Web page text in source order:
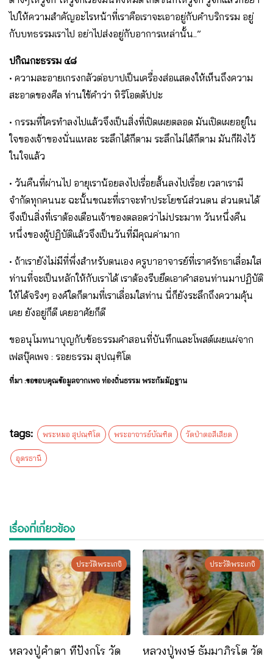
ไปให้ความสำคัญอะไรหน้าที่เราคือเราจะเอาอยู่กับคำบริกรรม อยู่
กับบทธรรมเราไป อย่าไปส่งอยู่กับอาการเหล่านั้น..”
ปกิณกะธรรม ๔๘
• ความละอายเกรงกลัวต่อบาปเป็นเครื่องส่อแสดงให้เห็นถึงความ
สะอาดของศีล ท่านใช้คำว่า หิริโอตตัปปะ
• กรรมที่ใครทำลงไปแล้วจึงเป็นสิ่งที่เปิดเผยตลอด มันเปิดเผยอยู่ใน
ใจของเจ้าของนั่นแหละ ระลึกได้ก็ตาม ระลึกไม่ได้ก็ตาม มันก็ฝังไว้
ในใจแล้ว
• วันคืนที่ผ่านไป อายุเราน้อยลงไปเรื่อยสั้นลงไปเรื่อย เวลาเรามี
จำกัดทุกคนนะ ฉะนั้นขณะที่เราจะทำประโยชน์ส่วนตน ส่วนตนได้
จึงเป็นสิ่งที่เราต้องเตือนเจ้าของตลอดว่าไม่ประมาท วันหนึ่งคืน
หนึ่งของผู้ปฏิบัติแล้วจึงเป็นวันที่มีคุณค่ามาก
• ถ้าเรายังไม่มีที่พึ่งสำหรับตนเอง ครูบาอาจารย์ที่เราศรัทธาเลื่อมใส
ท่านที่จะเป็นหลักให้กับเราได้ เราต้องรีบยึดเอาคำสอนท่านมาปฏิบัติ
ให้ได้จริงๆ องค์ใดก็ตามที่เราเลื่อมใสท่าน นี่ก็ยังระลึกถึงความคุ้น
เคย ยังอยู่ก็ดี เคยอาศัยก็ดี
ขออนุโมทนาบุญกับข้อธรรมคำสอนที่บันทึกและโพสต์เผยแผ่จาก
เฟสบุ๊คเพจ : รอยธรรม สุปณฺฑิโต
ที่มา :ขอขอบคุณข้อมูลจากเพจ ท่องถิ่นธรรม พระกัมมัฏฐาน
tags: พระหมอ สุปณฺฑิโต พระอาจารย์บัณฑิต วัดป่าตอสีเสียด
อุดรธานี
เรื่องที่เกี่ยวข้อง
ประวัติพระเกจิ
หลวงปู่คำตา ทีปังกโร วัด
ประวัติพระเกจิ
หลวงปู่พงษ์ ธัมมาภิรโต วัด